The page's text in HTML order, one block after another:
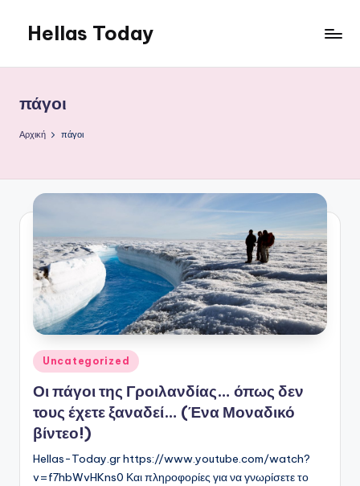
Μετάβαση
περιεχόμενο
Hellas Today
πάγοι
Αρχική πάγοι
Αναρτήθηκε
σε
Uncategorized
Οι πάγοι της Γροιλανδίας… όπως δεν
τους έχετε ξαναδεί… (Ένα Μοναδικό
βίντεο!)
Hellas-Today.gr https://www.youtube.com/watch?
v=f7hbWvHKns0 Και πληροφορίες για να γνωρίσετε το